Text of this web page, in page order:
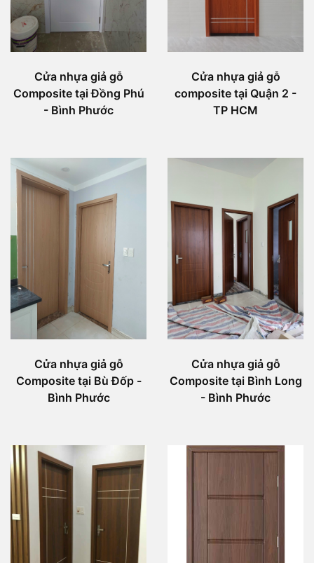
Cửa nhựa giả gỗ
Composite tại Đồng Phú
- Bình Phước
Cửa nhựa giả gỗ
composite tại Quận 2 -
TP HCM
Cửa nhựa giả gỗ
Composite tại Bù Đốp -
Bình Phước
Cửa nhựa giả gỗ
Composite tại Bình Long
- Bình Phước